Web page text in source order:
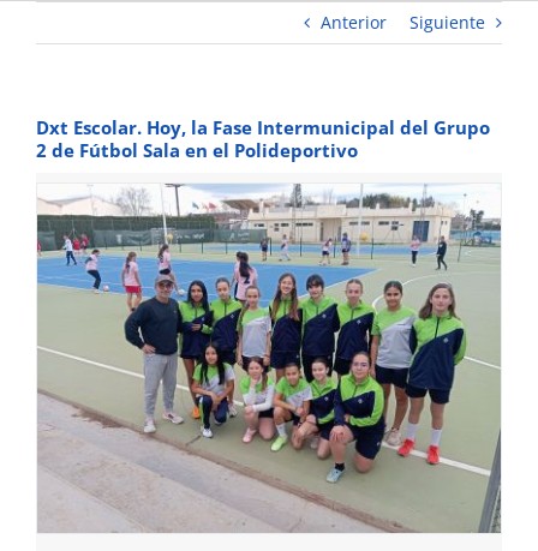
Anterior Siguiente
Dxt Escolar. Hoy, la Fase Intermunicipal del Grupo
2 de Fútbol Sala en el Polideportivo